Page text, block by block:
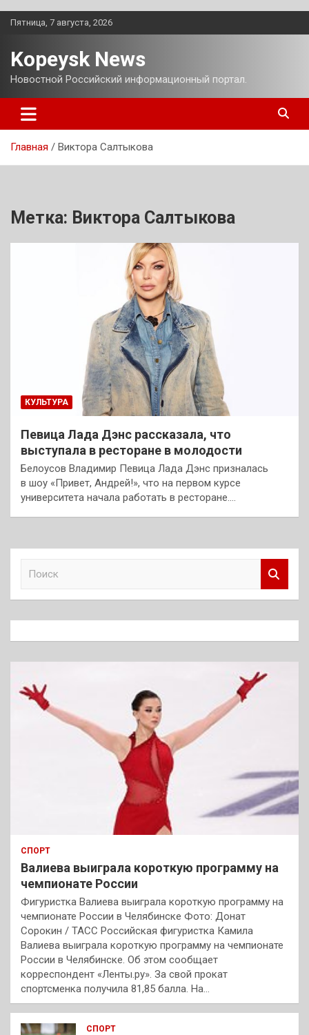
Перейти
Пятница, 7 августа, 2026
Kopeysk News
Новостной Российский информационный портал.
Главная Виктора Салтыкова
Метка: Виктора Салтыкова
КУЛЬТУРА
Певица Лада Дэнс рассказала, что
выступала в ресторане в молодости
Белоусов Владимир Певица Лада Дэнс призналась
в шоу «Привет, Андрей!», что на первом курсе
университета начала работать в ресторане.…
к
СПОРТ
Валиева выиграла короткую программу на
чемпионате России
Фигуристка Валиева выиграла короткую программу на
чемпионате России в Челябинске Фото: Донат
Сорокин / ТАСС Российская фигуристка Камила
Валиева выиграла короткую программу на чемпионате
России в Челябинске. Об этом сообщает
корреспондент «Ленты.ру». За свой прокат
спортсменка получила 81,85 балла. На…
СПОРТ